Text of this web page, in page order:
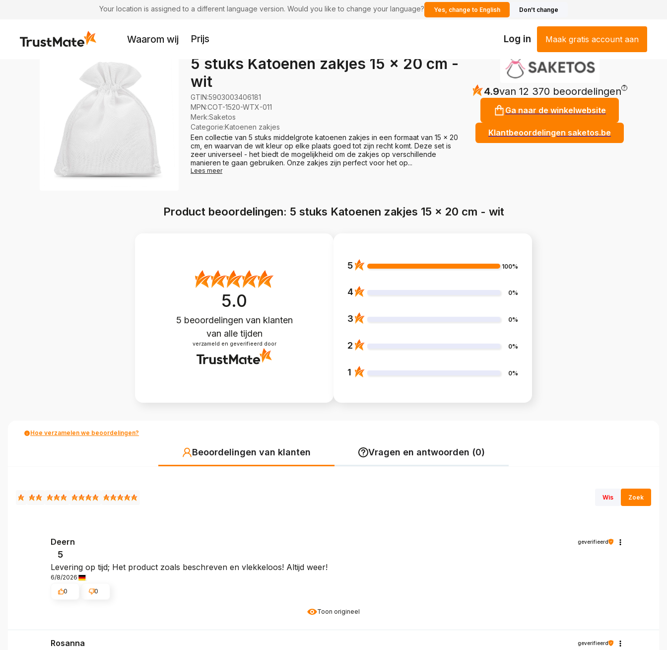
Your location is assigned to a different language version. Would you like to change your language? Yes, change to English Don't change
Waarom wij Prijs Log in Maak gratis account aan
5 stuks Katoenen zakjes 15 x 20 cm -
wit
GTIN:5903003406181
MPN:COT-1520-WTX-011
Merk:Saketos
Categorie:Katoenen zakjes
Een collectie van 5 stuks middelgrote katoenen zakjes in een formaat van 15 x 20
cm, en waarvan de wit kleur op elke plaats goed tot zijn recht komt. Deze set is
zeer universeel - het biedt de mogelijkheid om de zakjes op verschillende
manieren te gaan gebruiken. Onze zakjes zijn perfect voor het op...
Lees meer
4.9van 12 370 beoordelingen ?
Ga naar de winkelwebsite
Klantbeoordelingen saketos.be
Product beoordelingen: 5 stuks Katoenen zakjes 15 x 20 cm - wit
5.0
5 beoordelingen van klanten
van alle tijden
verzameld en geverifieerd door
5 100%
4 0%
3 0%
2 0%
1 0%
Hoe verzamelen we beoordelingen?
Beoordelingen van klanten Vragen en antwoorden (0)
Wis Zoek
Toon origineel
Deern geverifieerd
5
Levering op tijd; Het product zoals beschreven en vlekkeloos! Altijd weer!
6/8/2026
0
0
Rosanna geverifieerd